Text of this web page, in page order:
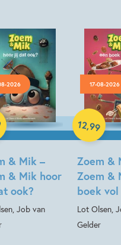
2026
& Mik –
& Mik hoor
ook?
Job van
17-08-2026
Zoem &
Zoem &
boek
Lot Olsen,
Gelder
12,99
Hardcover